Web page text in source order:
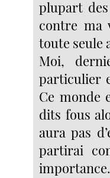
plupart
contre ma
toute seule
Moi,
particulier
Ce monde
dits fous
aura pas
partirai
importance.